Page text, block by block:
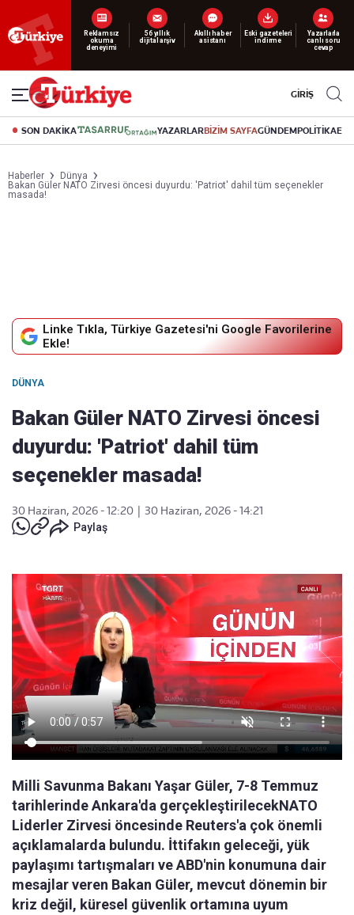
Reklamsız
okuma
deneyimi
56 yıllık
dijital arşiv
Akıllı haber
asistanı
Eski gazeteleri
indirme
Yazarlarla
canlı soru
cevap
GİRİŞ
SON DAKİKA YAZARLARBİZİM SAYFAGÜNDEMPOLİTİKA
Haberler
Dünya
Bakan Güler NATO Zirvesi öncesi duyurdu: 'Patriot' dahil tüm seçenekler
masada!
Linke Tıkla, Türkiye Gazetesi'ni Google Favorilerine
Ekle!
DÜNYA
Bakan Güler NATO Zirvesi öncesi
duyurdu: 'Patriot' dahil tüm
seçenekler masada!
30 Haziran, 2026 - 12:20
30 Haziran, 2026 - 14:21
Paylaş
Milli Savunma Bakanı Yaşar Güler, 7-8 Temmuz
tarihlerinde Ankara'da gerçekleştirilecekNATO
Liderler Zirvesi öncesinde Reuters'a çok önemli
açıklamalarda bulundu. İttifakın geleceği, yük
paylaşımı tartışmaları ve ABD'nin konumuna dair
mesajlar veren Bakan Güler, mevcut dönemin bir
kriz değil, küresel güvenlik ortamına uyum